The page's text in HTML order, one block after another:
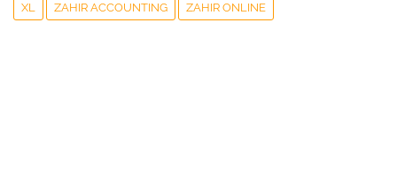
XL ZAHIR ACCOUNTING ZAHIR ONLINE